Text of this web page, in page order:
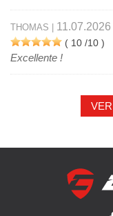
THOMAS |
( 10 /10 )
Excellente !